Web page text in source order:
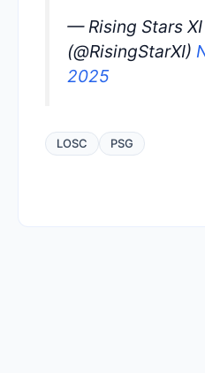
— Rising Stars XI
(@RisingStarXI)
2025
LOSC PSG